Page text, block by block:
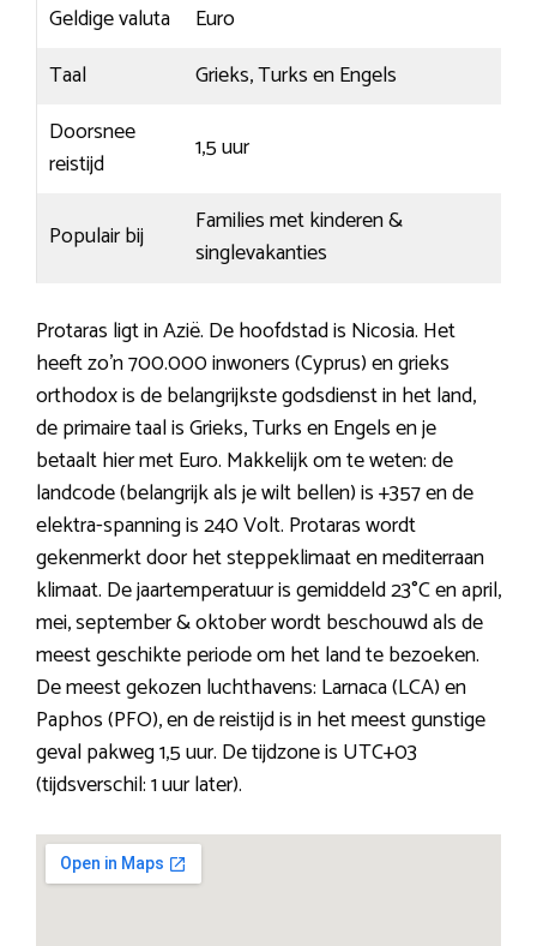
Geldige valuta
Euro
Taal
Grieks, Turks en Engels
Doorsnee
reistijd
1,5 uur
Populair bij
Families met kinderen &
singlevakanties
Protaras ligt in Azië. De hoofdstad is Nicosia. Het
heeft zo’n 700.000 inwoners (Cyprus) en grieks
orthodox is de belangrijkste godsdienst in het land,
de primaire taal is Grieks, Turks en Engels en je
betaalt hier met Euro. Makkelijk om te weten: de
landcode (belangrijk als je wilt bellen) is +357 en de
elektra-spanning is 240 Volt. Protaras wordt
gekenmerkt door het steppeklimaat en mediterraan
klimaat. De jaartemperatuur is gemiddeld 23°C en april,
mei, september & oktober wordt beschouwd als de
meest geschikte periode om het land te bezoeken.
De meest gekozen luchthavens: Larnaca (LCA) en
Paphos (PFO), en de reistijd is in het meest gunstige
geval pakweg 1,5 uur. De tijdzone is UTC+03
(tijdsverschil: 1 uur later).